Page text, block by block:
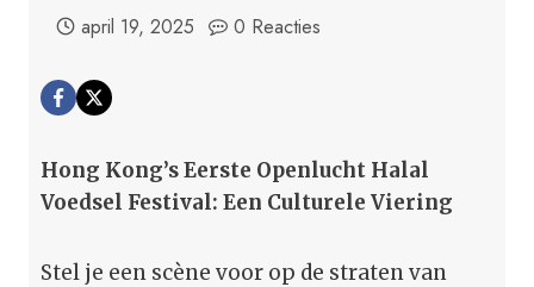
april 19, 2025 0 Reacties
Hong Kong’s Eerste Openlucht Halal
Voedsel Festival: Een Culturele Viering
Stel je een scène voor op de straten van